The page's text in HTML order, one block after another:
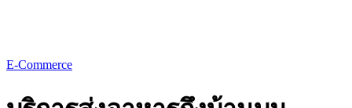
E-Commerce